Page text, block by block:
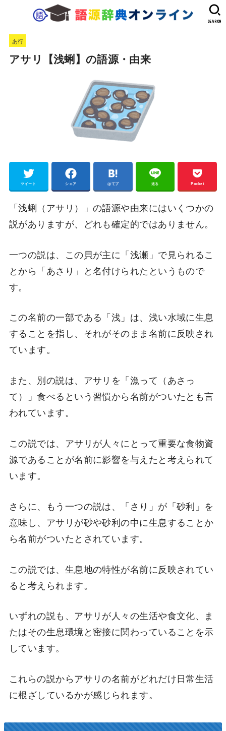
SEARCH
あ行
アサリ【浅蜊】の語源・由来
ツイート シェア はてブ 送る Pocket
「浅蜊（アサリ）」の語源や由来にはいくつかの
説がありますが、どれも確定的ではありません。
一つの説は、この貝が主に「浅瀬」で見られるこ
とから「あさり」と名付けられたというもので
す。
この名前の一部である「浅」は、浅い水域に生息
することを指し、それがそのまま名前に反映され
ています。
また、別の説は、アサリを「漁って（あさっ
て）」食べるという習慣から名前がついたとも言
われています。
この説では、アサリが人々にとって重要な食物資
源であることが名前に影響を与えたと考えられて
います。
さらに、もう一つの説は、「さり」が「砂利」を
意味し、アサリが砂や砂利の中に生息することか
ら名前がついたとされています。
この説では、生息地の特性が名前に反映されてい
ると考えられます。
いずれの説も、アサリが人々の生活や食文化、ま
たはその生息環境と密接に関わっていることを示
しています。
これらの説からアサリの名前がどれだけ日常生活
に根ざしているかが感じられます。